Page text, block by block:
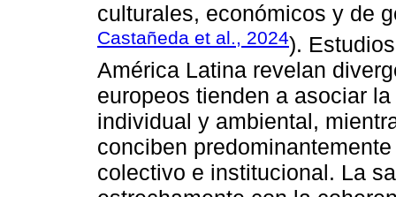
culturales, económicos y de
Castañeda et al., 2024).
América Latina revelan
europeos tienden a asociar
individual y ambiental,
conciben
colectivo e institucional. La